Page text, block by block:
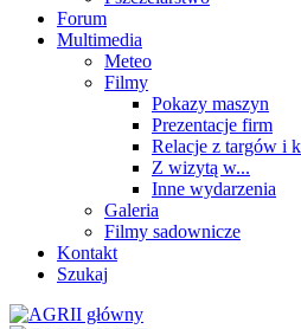
Forum
Multimedia
Meteo
Filmy
Pokazy maszyn
Prezentacje firm
Relacje z targów i
Z wizytą w...
Inne wydarzenia
Galeria
Filmy sadownicze
Kontakt
Szukaj